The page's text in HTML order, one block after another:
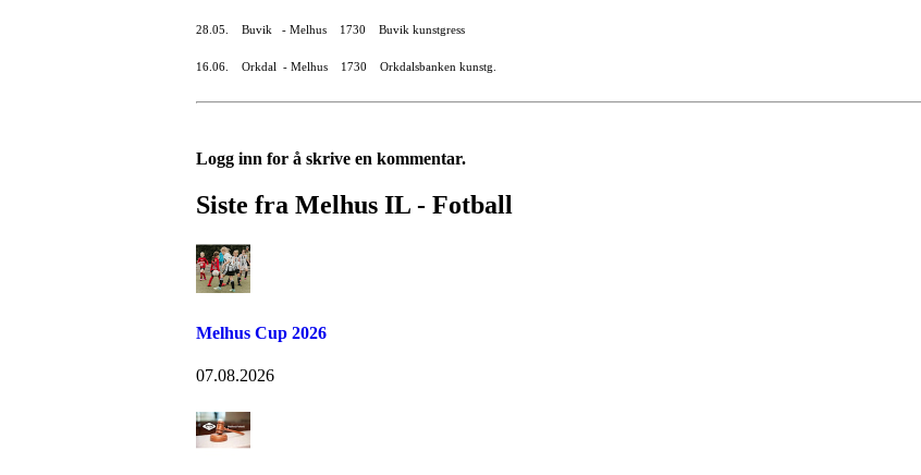
28.05. Buvik - Melhus 1730 Buvik kunstgress
16.06. Orkdal - Melhus 1730 Orkdalsbanken kunstg.
Logg inn for å skrive en kommentar.
Siste fra Melhus IL - Fotball
Melhus Cup 2026
07.08.2026